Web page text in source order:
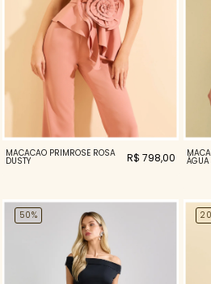
MACACÃO PRIMROSE ROSA
DUSTY R$ 798,00 ÁGUA
50%